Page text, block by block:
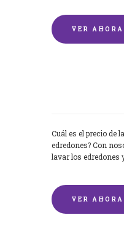
VER AHORA
Cuál es el precio de
edredones? Con
lavar los edredones
VER AHORA